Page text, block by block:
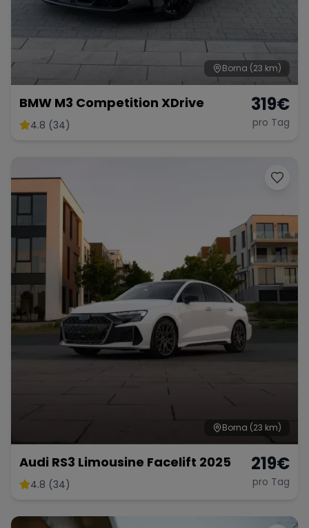
Bentley Rolls Royce Aston Martin
Bugatti
Range Rover
Borna (23 km)
BMW M3 Competition XDrive
4.8 (34)
319€
pro Tag
Borna (23 km)
Audi RS3 Limousine Facelift 2025
4.8 (34)
219€
pro Tag